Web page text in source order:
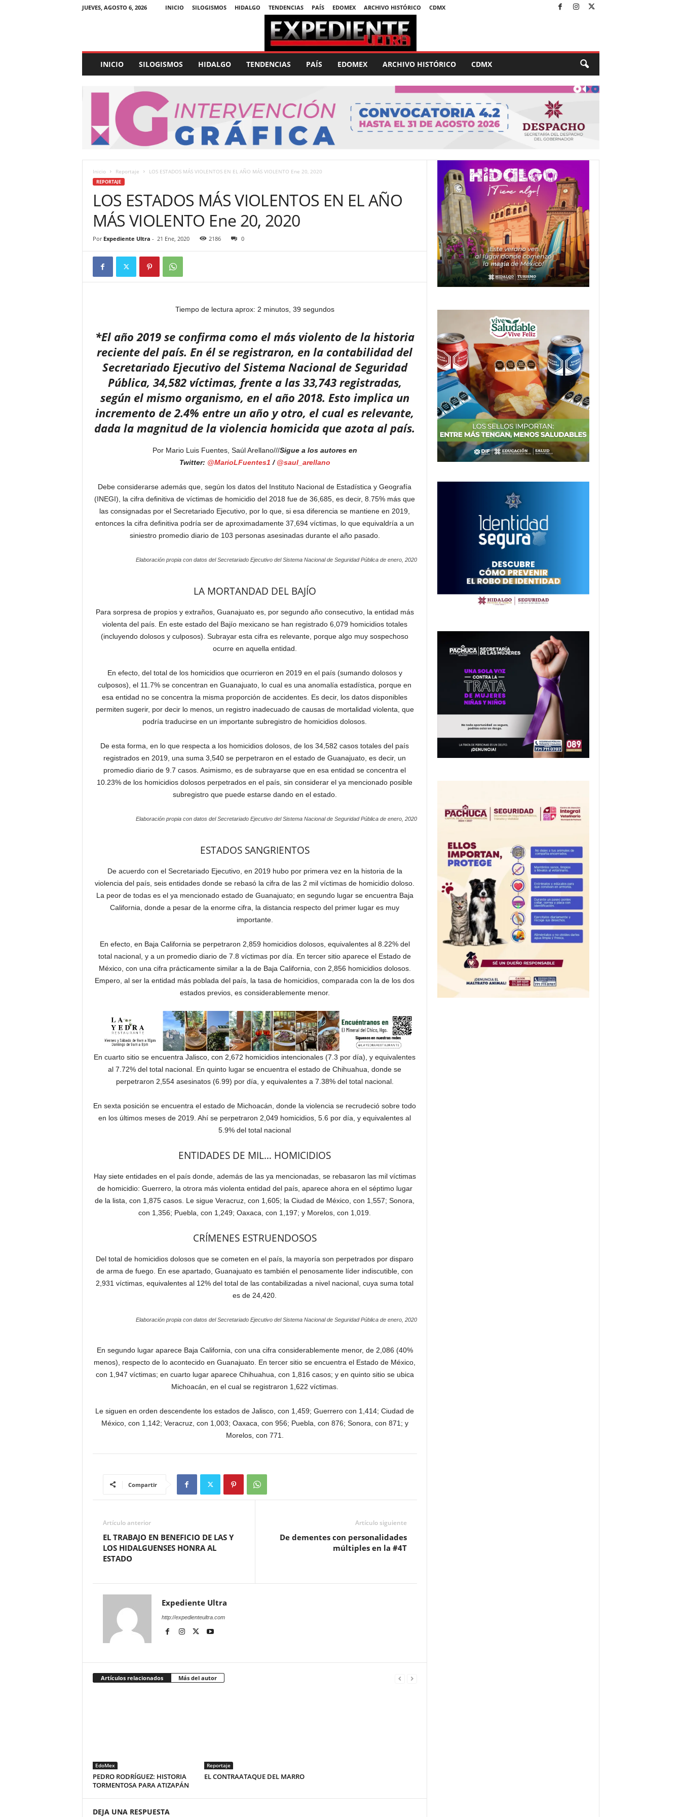
JUEVES, AGOSTO 6, 2026 INICIO SILOGISMOS HIDALGO TENDENCIAS PAÍS EDOMEX ARCHIVO HISTÓRICO CDMX
p
e
U
INICIO SILOGISMOS HIDALGO TENDENCIAS PAÍS EDOMEX ARCHIVO HISTÓRICO CDMX
Inicio Reportaje LOS ESTADOS MÁS VIOLENTOS EN EL AÑO MÁS VIOLENTO Ene 20, 2020
REPORTAJE
LOS ESTADOS MÁS VIOLENTOS EN EL AÑO
MÁS VIOLENTO Ene 20, 2020
Por Expediente Ultra - 21 Ene, 2020 2186 0
Tiempo de lectura aprox: 2 minutos, 39 segundos
*El año 2019 se confirma como el más violento de la historia
reciente del país. En él se registraron, en la contabilidad del
Secretariado Ejecutivo del Sistema Nacional de Seguridad
Pública, 34,582 víctimas, frente a las 33,743 registradas,
según el mismo organismo, en el año 2018. Esto implica un
incremento de 2.4% entre un año y otro, el cual es relevante,
dada la magnitud de la violencia homicida que azota al país.
Por Mario Luis Fuentes, Saúl Arellano///Sigue a los autores en
Twitter: @MarioLFuentes1 / @saul_arellano
Debe considerarse además que, según los datos del Instituto Nacional de Estadística y Geografía
(INEGI), la cifra definitiva de víctimas de homicidio del 2018 fue de 36,685, es decir, 8.75% más que
las consignadas por el Secretariado Ejecutivo, por lo que, si esa diferencia se mantiene en 2019,
entonces la cifra definitiva podría ser de aproximadamente 37,694 víctimas, lo que equivaldría a un
siniestro promedio diario de 103 personas asesinadas durante el año pasado.
Elaboración propia con datos del Secretariado Ejecutivo del Sistema Nacional de Seguridad Pública de enero, 2020
LA MORTANDAD DEL BAJÍO
Para sorpresa de propios y extraños, Guanajuato es, por segundo año consecutivo, la entidad más
violenta del país. En este estado del Bajío mexicano se han registrado 6,079 homicidios totales
(incluyendo dolosos y culposos). Subrayar esta cifra es relevante, porque algo muy sospechoso
ocurre en aquella entidad.
En efecto, del total de los homicidios que ocurrieron en 2019 en el país (sumando dolosos y
culposos), el 11.7% se concentran en Guanajuato, lo cual es una anomalía estadística, porque en
esa entidad no se concentra la misma proporción de accidentes. Es decir, los datos disponibles
permiten sugerir, por decir lo menos, un registro inadecuado de causas de mortalidad violenta, que
podría traducirse en un importante subregistro de homicidios dolosos.
De esta forma, en lo que respecta a los homicidios dolosos, de los 34,582 casos totales del país
registrados en 2019, una suma 3,540 se perpetraron en el estado de Guanajuato, es decir, un
promedio diario de 9.7 casos. Asimismo, es de subrayarse que en esa entidad se concentra el
10.23% de los homicidios dolosos perpetrados en el país, sin considerar el ya mencionado posible
subregistro que puede estarse dando en el estado.
Elaboración propia con datos del Secretariado Ejecutivo del Sistema Nacional de Seguridad Pública de enero, 2020
ESTADOS SANGRIENTOS
De acuerdo con el Secretariado Ejecutivo, en 2019 hubo por primera vez en la historia de la
violencia del país, seis entidades donde se rebasó la cifra de las 2 mil víctimas de homicidio doloso.
La peor de todas es el ya mencionado estado de Guanajuato; en segundo lugar se encuentra Baja
California, donde a pesar de la enorme cifra, la distancia respecto del primer lugar es muy
importante.
En efecto, en Baja California se perpetraron 2,859 homicidios dolosos, equivalentes al 8.22% del
total nacional, y a un promedio diario de 7.8 víctimas por día. En tercer sitio aparece el Estado de
México, con una cifra prácticamente similar a la de Baja California, con 2,856 homicidios dolosos.
Empero, al ser la entidad más poblada del país, la tasa de homicidios, comparada con la de los dos
estados previos, es considerablemente menor.
En cuarto sitio se encuentra Jalisco, con 2,672 homicidios intencionales (7.3 por día), y equivalentes
al 7.72% del total nacional. En quinto lugar se encuentra el estado de Chihuahua, donde se
perpetraron 2,554 asesinatos (6.99) por día, y equivalentes a 7.38% del total nacional.
En sexta posición se encuentra el estado de Michoacán, donde la violencia se recrudeció sobre todo
en los últimos meses de 2019. Ahí se perpetraron 2,049 homicidios, 5.6 por día, y equivalentes al
5.9% del total nacional
ENTIDADES DE MIL… HOMICIDIOS
Hay siete entidades en el país donde, además de las ya mencionadas, se rebasaron las mil víctimas
de homicidio: Guerrero, la otrora más violenta entidad del país, aparece ahora en el séptimo lugar
de la lista, con 1,875 casos. Le sigue Veracruz, con 1,605; la Ciudad de México, con 1,557; Sonora,
con 1,356; Puebla, con 1,249; Oaxaca, con 1,197; y Morelos, con 1,019.
CRÍMENES ESTRUENDOSOS
Del total de homicidios dolosos que se cometen en el país, la mayoría son perpetrados por disparo
de arma de fuego. En ese apartado, Guanajuato es también el penosamente líder indiscutible, con
2,931 víctimas, equivalentes al 12% del total de las contabilizadas a nivel nacional, cuya suma total
es de 24,420.
Elaboración propia con datos del Secretariado Ejecutivo del Sistema Nacional de Seguridad Pública de enero, 2020
En segundo lugar aparece Baja California, con una cifra considerablemente menor, de 2,086 (40%
menos), respecto de lo acontecido en Guanajuato. En tercer sitio se encuentra el Estado de México,
con 1,947 víctimas; en cuarto lugar aparece Chihuahua, con 1,816 casos; y en quinto sitio se ubica
Michoacán, en el cual se registraron 1,622 víctimas.
Le siguen en orden descendente los estados de Jalisco, con 1,459; Guerrero con 1,414; Ciudad de
México, con 1,142; Veracruz, con 1,003; Oaxaca, con 956; Puebla, con 876; Sonora, con 871; y
Morelos, con 771.
Compartir
Artículo anterior
EL TRABAJO EN BENEFICIO DE LAS Y
LOS HIDALGUENSES HONRA AL
ESTADO
Artículo siguiente
De dementes con personalidades
múltiples en la #4T
Expediente Ultra
http://expedienteultra.com
Artículos relacionados Más del autor
EdoMex
PEDRO RODRÍGUEZ: HISTORIA
TORMENTOSA PARA ATIZAPÁN
Reportaje
EL CONTRAATAQUE DEL MARRO
DEJA UNA RESPUESTA